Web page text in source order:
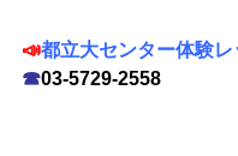
📣都立大センター体験レ
☎03-5729-2558